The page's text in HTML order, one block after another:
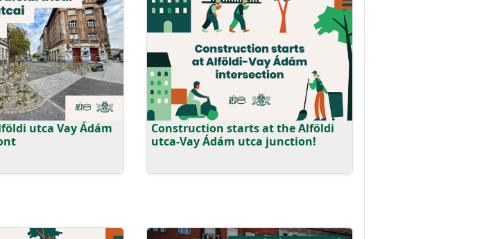
utca Vay Ádám
Construction starts at the Alföldi
utca-Vay Ádám utca junction!